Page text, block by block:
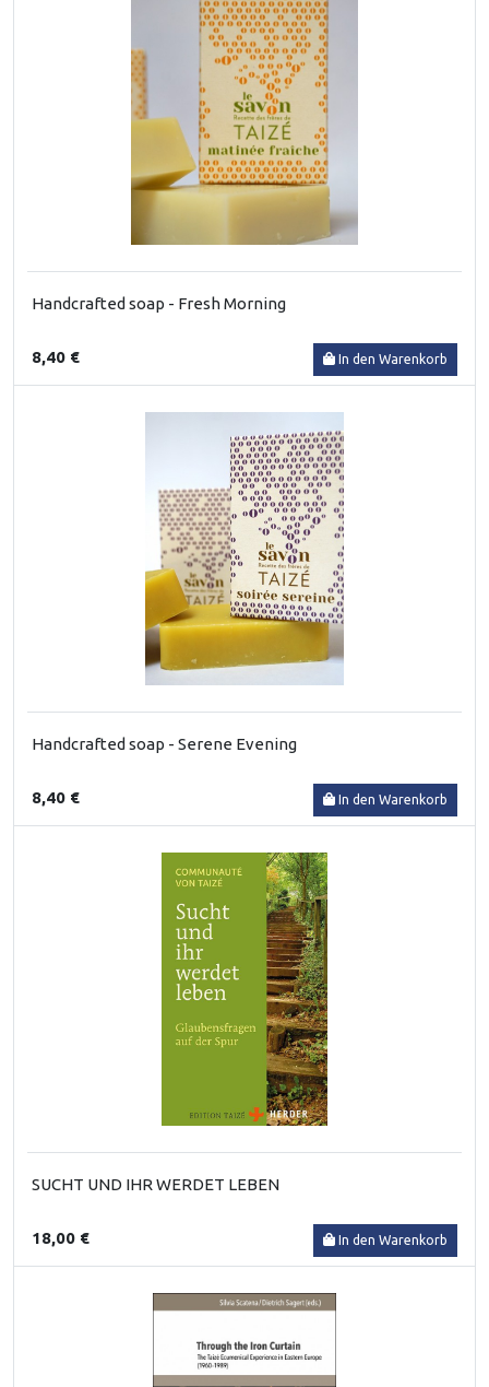
Handcrafted soap - Fresh Morning
8,40 € In den Warenkorb
Handcrafted soap - Serene Evening
8,40 € In den Warenkorb
SUCHT UND IHR WERDET LEBEN
18,00 € In den Warenkorb